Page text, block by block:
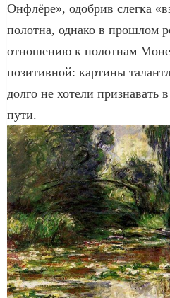
Онфлёре», одобрив слегка
полотна, однако в прошлом
отношению к полотнам
позитивной: картины
долго не хотели признавать
пути.